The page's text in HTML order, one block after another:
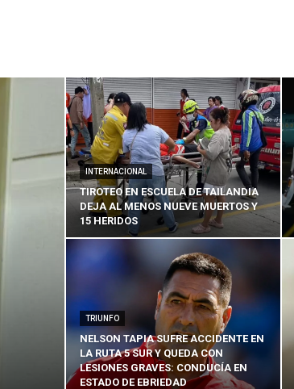
Nación
INTERNACIONAL
TIROTEO EN ESCUELA DE TAILANDIA
DEJA AL MENOS NUEVE MUERTOS Y
15 HERIDOS
TRIUNFO
NELSON TAPIA SUFRE ACCIDENTE EN
LA RUTA 5 SUR Y QUEDA CON
LESIONES GRAVES: CONDUCÍA EN
ESTADO DE EBRIEDAD